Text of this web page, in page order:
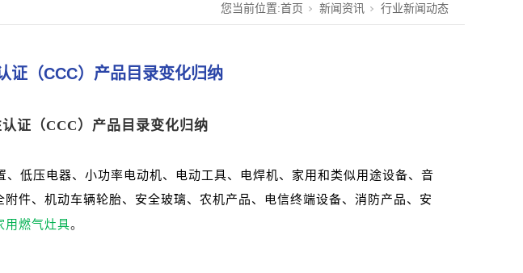
您当前位置:首页 新闻资讯 行业新闻动态
证（CCC）产品目录变化归纳
证（CCC）产品目录变化归纳
低压电器、小功率电动机、电动工具、电焊机、家用和类似用途设备、音
件、机动车辆轮胎、安全玻璃、农机产品、电信终端设备、消防产品、安
用燃气灶具。